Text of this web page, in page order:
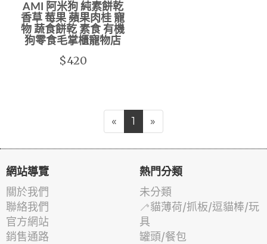
AMI 阿米狗 純素餅乾
香草 莓果 蘋果肉桂 寵
物 蔬食餅乾 素食 有機
狗零食毛掌櫃寵物店
$420
« 1 »
網站導覽
關於我們
聯絡我們
官方網站
銷售通路
熱門分類
未分類
🦯貓薄荷/抓板/逗貓棒/玩
具
罐頭/餐包